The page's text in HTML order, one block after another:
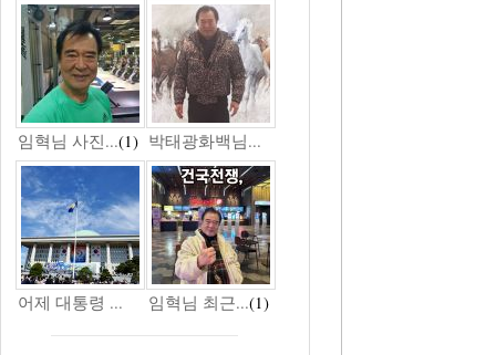
임혁님 사진...(1) 박태광화백님...
어제 대통령 ... 임혁님 최근...(1)